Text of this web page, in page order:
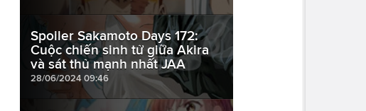
Spoiler Sakamoto Days 172:
Cuộc chiến sinh tử giữa Akira
và sát thủ mạnh nhất JAA
28/06/2024 09:46